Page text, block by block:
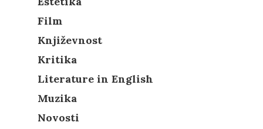
Film
Književnost
Kritika
Literature in English
Muzika
Novosti